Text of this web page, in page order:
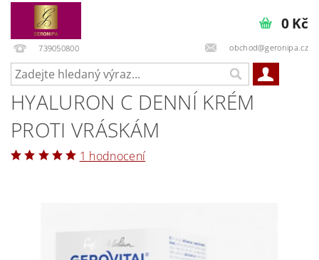
739050800 obchod@geronipa.cz
0 Kč
HYALURON C DENNÍ KRÉM
PROTI VRÁSKÁM
1 hodnocení